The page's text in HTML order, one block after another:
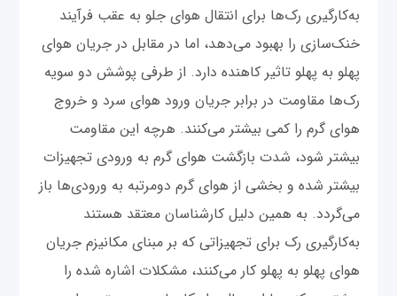
به‌کارگیری رک‌ها برای انتقال هوای جلو به عقب فرآیند
خنک‌سازی را بهبود می‌دهد، اما در مقابل در جریان هوای
پهلو به پهلو تاثیر کاهنده دارد. از طرفی پوشش دو سویه
رک‌ها مقاومت در برابر جریان ورود هوای سرد و خروج
هوای گرم را کمی بیشتر می‌کنند. هرچه این مقاومت
بیشتر شود، شدت بازگشت هوای گرم به ورودی تجهیزات
بیشتر شده و بخشی از هوای گرم دومرتبه به ورودی‌ها باز
می‌گردد. به همین دلیل کارشناسان معتقد هستند
به‌کارگیری رک برای تجهیزاتی که بر مبنای مکانیزم جریان
هوای پهلو به پهلو کار می‌کنند، مشکلات اشاره شده را